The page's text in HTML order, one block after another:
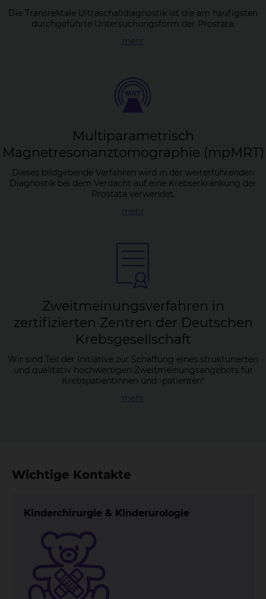
Die Transrektale Ultraschalldiagnostik ist die am häufigsten
durchgeführte Untersuchungsform der Prostata.
mehr
Mul­ti­pa­ra­me­trisch
Ma­gnet­re­so­nanz­to­mo­gra­phie (mpMRT)
Dieses bildgebende Verfahren wird in der weiterführenden
Diagnostik bei dem Verdacht auf eine Krebserkrankung der
Prostata verwendet.
mehr
Zweit­mei­nungs­ver­fah­ren in
zer­ti­fi­zier­ten Zen­tren der Deut­schen
Krebs­ge­sell­schaft
Wir sind Teil der Initiative zur Schaffung eines strukturierten
und qualitativ hochwertigen Zweitmeinungsangebots für
Krebspatientinnen und -patienten!
mehr
Wichtige Kontakte
Kinderchirurgie & Kinderurologie